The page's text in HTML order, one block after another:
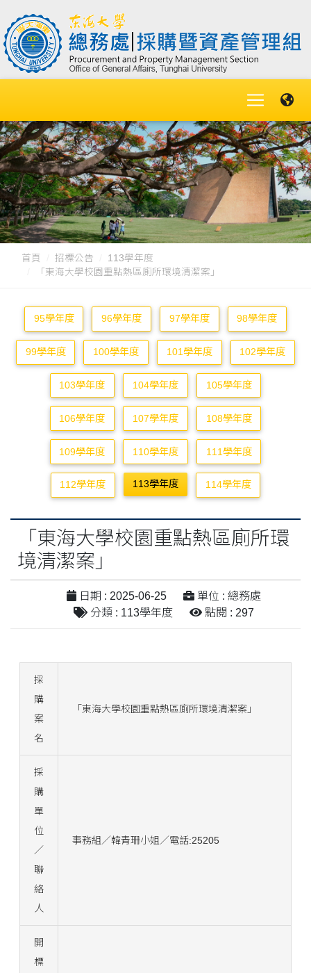
首頁 招標公告
113學年度
「東海大學校園重點熱區廁所環境清潔案」
95學年度 96學年度 97學年度 98學年度
99學年度 100學年度 101學年度 102學年度
103學年度 104學年度 105學年度
106學年度 107學年度 108學年度
109學年度 110學年度 111學年度
112學年度 113學年度 114學年度
「東海大學校園重點熱區廁所環
境清潔案」
日期 : 2025-06-25
單位 : 總務處
分類 : 113學年度
點閱 : 297
採
購
案
名
「東海大學校園重點熱區廁所環境清潔案」
採
購
單
位
／
聯
絡
人
事務組／韓青珊小姐／電話:25205
開
標